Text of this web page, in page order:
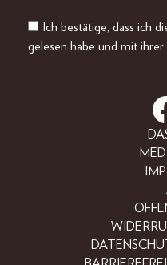
Ich bestätige, dass ich
gelesen habe und mit